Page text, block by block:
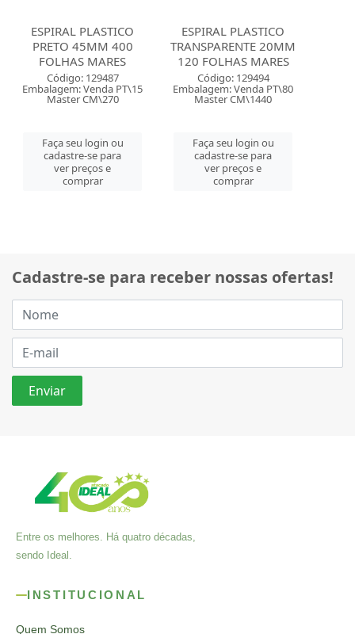
ESPIRAL PLASTICO
PRETO 45MM 400
FOLHAS MARES
Código: 129487
Embalagem: Venda PT\15
Master CM\270
Faça seu login ou
cadastre-se para
ver preços e
comprar
ESPIRAL PLASTICO
TRANSPARENTE 20MM
120 FOLHAS MARES
Código: 129494
Embalagem: Venda PT\80
Master CM\1440
Faça seu login ou
cadastre-se para
ver preços e
comprar
Cadastre-se para receber nossas ofertas!
Entre os melhores. Há quatro décadas,
sendo Ideal.
INSTITUCIONAL
Quem Somos